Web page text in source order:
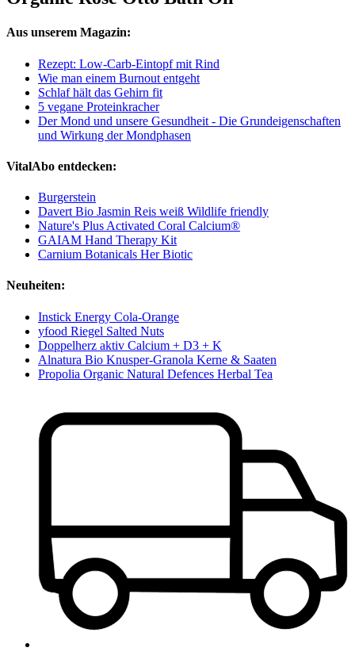
Aus unserem Magazin:
Rezept: Low-Carb-Eintopf mit Rind
Wie man einem Burnout entgeht
Schlaf hält das Gehirn fit
5 vegane Proteinkracher
Der Mond und unsere Gesundheit - Die Grundeigenschaften
und Wirkung der Mondphasen
VitalAbo entdecken:
Burgerstein
Davert Bio Jasmin Reis weiß Wildlife friendly
Nature's Plus Activated Coral Calcium®
GAIAM Hand Therapy Kit
Carnium Botanicals Her Biotic
Neuheiten:
Instick Energy Cola-Orange
yfood Riegel Salted Nuts
Doppelherz aktiv Calcium + D3 + K
Alnatura Bio Knusper-Granola Kerne & Saaten
Propolia Organic Natural Defences Herbal Tea